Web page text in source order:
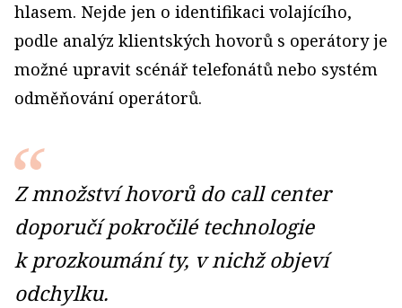
hlasem. Nejde jen o identifikaci volajícího,
podle analýz klientských hovorů s operátory je
možné upravit scénář telefonátů nebo systém
odměňování operátorů.
Z množství hovorů do call center
doporučí pokročilé technologie
k prozkoumání ty, v nichž objeví
odchylku.